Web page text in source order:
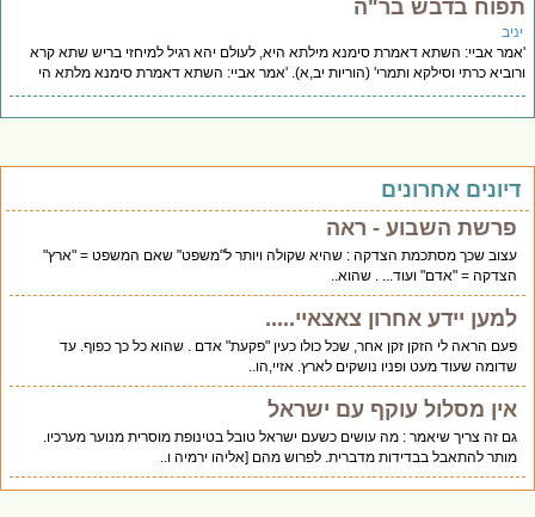
בדבש בר"ה
אביי: השתא דאמרת סימנא מילתא היא, לעולם יהא רגיל למיחזי בריש שתא קרא
כרתי וסילקא ותמרי' (הוריות יב,א). 'אמר אביי: השתא דאמרת סימנא מלתא הי
אחרונים
פרשת השבוע - ראה
עצוב שכך מסתכמת הצדקה : שהיא שקולה ויותר ל"משפט" שאם המשפט = "ארץ"
הצדקה = "אדם" ועוד... . שהוא..
למען יידע אחרון צאצאיי.....
פעם הראה לי הזקן זקן אחר, שכל כולו כעין "פקעת" אדם . שהוא כל כך כפוף. עד
שדומה שעוד מעט ופניו נושקים לארץ. אזיי,הו..
אין מסלול עוקף עם ישראל
גם זה צריך שיאמר : מה עושים כשעם ישראל טובל בטינופת מוסרית מנוער מערכיו.
מותר להתאבל בבדידות מדברית. לפרוש מהם [אליהו ירמיה ו..